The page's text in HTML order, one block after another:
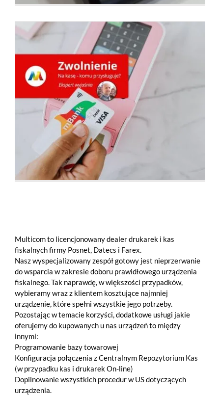
Multicom to licencjonowany dealer drukarek i kas
fiskalnych firmy Posnet, Datecs i Farex.
Nasz wyspecjalizowany zespół gotowy jest nieprzerwanie
do wsparcia w zakresie doboru prawidłowego urządzenia
fiskalnego. Tak naprawdę, w większości przypadków,
wybieramy wraz z klientem kosztujące najmniej
urządzenie, które spełni wszystkie jego potrzeby.
Pozostając w temacie korzyści, dodatkowe usługi jakie
oferujemy do kupowanych u nas urządzeń to między
innymi:
Programowanie bazy towarowej
Konfiguracja połączenia z Centralnym Repozytorium Kas
(w przypadku kas i drukarek On-line)
Dopilnowanie wszystkich procedur w US dotyczących
urządzenia.